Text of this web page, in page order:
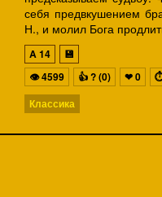
себя предвкушением
Н., и молил Бога
A14
💾
👁4599 👍? (0) ❤0
Классика